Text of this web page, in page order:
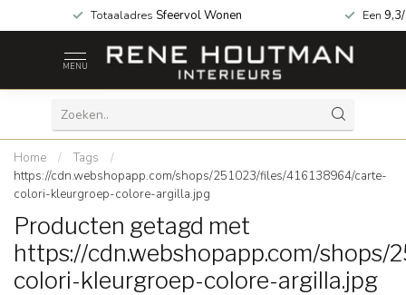
Totaaladres Sfeervol Wonen Een
MENU
Home / Tags
/
https://cdn.webshopapp.com/shops/251023/files/416138964/carte-
colori-kleurgroep-colore-argilla.jpg
Producten getagd met
https://cdn.webshopapp.com/
colori-kleurgroep-colore-argilla.jpg